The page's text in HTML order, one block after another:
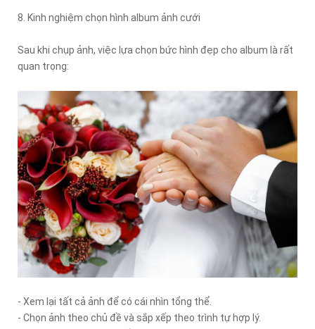
8. Kinh nghiệm chọn hình album ảnh cưới
Sau khi chụp ảnh, việc lựa chọn bức hình đẹp cho album là rất
quan trọng:
- Xem lại tất cả ảnh để có cái nhìn tổng thể.
- Chọn ảnh theo chủ đề và sắp xếp theo trình tự hợp lý.